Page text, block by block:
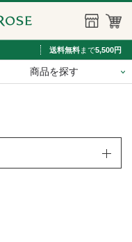
送料無料まで5,500円
商品を探す